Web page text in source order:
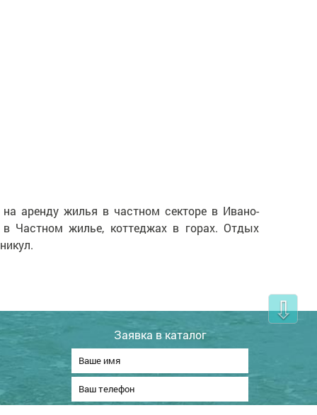
аренду жилья в частном секторе в Ивано-
Частном жилье, коттеджах в горах. Отдых
Заявка в каталог
⇩